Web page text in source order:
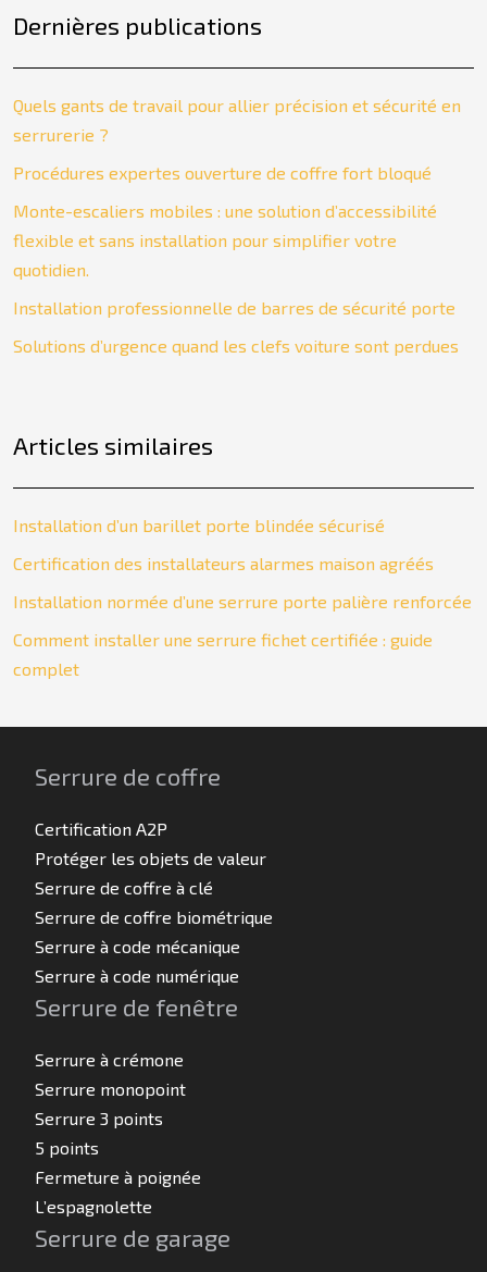
Dernières publications
Quels gants de travail pour allier précision et sécurité en
serrurerie ?
Procédures expertes ouverture de coffre fort bloqué
Monte-escaliers mobiles : une solution d’accessibilité
flexible et sans installation pour simplifier votre
quotidien.
Installation professionnelle de barres de sécurité porte
Solutions d’urgence quand les clefs voiture sont perdues
Articles similaires
Installation d’un barillet porte blindée sécurisé
Certification des installateurs alarmes maison agréés
Installation normée d’une serrure porte palière renforcée
Comment installer une serrure fichet certifiée : guide
complet
Serrure de coffre
Certification A2P
Protéger les objets de valeur
Serrure de coffre à clé
Serrure de coffre biométrique
Serrure à code mécanique
Serrure à code numérique
Serrure de fenêtre
Serrure à crémone
Serrure monopoint
Serrure 3 points
5 points
Fermeture à poignée
L’espagnolette
Serrure de garage